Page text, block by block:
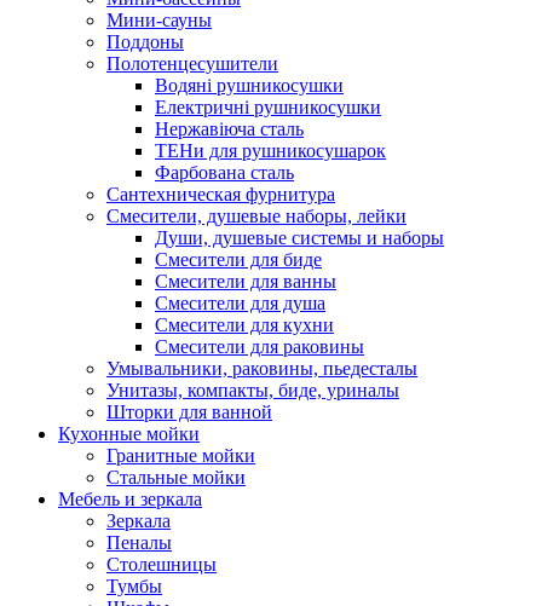
Мини-сауны
Поддоны
Полотенцесушители
Водяні рушникосушки
Електричні рушникосушки
Нержавіюча сталь
ТЕНи для рушникосушарок
Фарбована сталь
Сантехническая фурнитура
Смесители, душевые наборы, лейки
Души, душевые системы и наборы
Смесители для биде
Смесители для ванны
Смесители для душа
Смесители для кухни
Смесители для раковины
Умывальники, раковины, пьедесталы
Унитазы, компакты, биде, уриналы
Шторки для ванной
Кухонные мойки
Гранитные мойки
Стальные мойки
Мебель и зеркала
Зеркала
Пеналы
Столешницы
Тумбы